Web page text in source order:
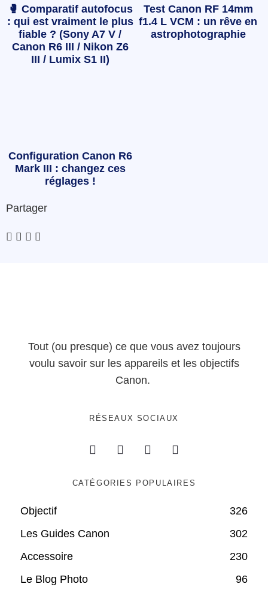
🥊 Comparatif autofocus
: qui est vraiment le plus
fiable ? (Sony A7 V /
Canon R6 III / Nikon Z6
III / Lumix S1 II)
Test Canon RF 14mm
f1.4 L VCM : un rêve en
astrophotographie
Configuration Canon R6
Mark III : changez ces
réglages !
Partager
Tout (ou presque) ce que vous avez toujours
voulu savoir sur les appareils et les objectifs
Canon.
RÉSEAUX SOCIAUX
CATÉGORIES POPULAIRES
Objectif
326
Les Guides Canon
302
Accessoire
230
Le Blog Photo
96